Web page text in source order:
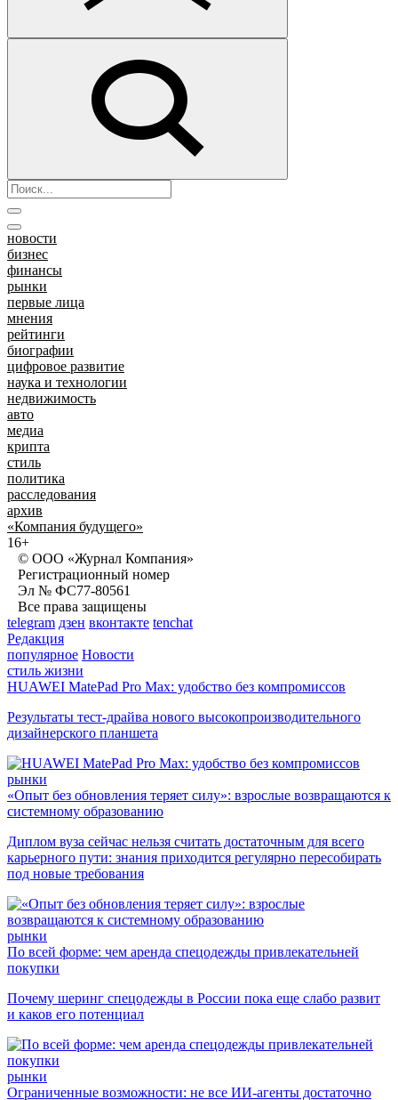
новости
бизнес
финансы
рынки
первые лица
мнения
рейтинги
биографии
цифровое развитие
наука и технологии
недвижимость
авто
медиа
крипта
стиль
политика
расследования
архив
«Компания будущего»
16+
© ООО «Журнал Компания»
Регистрационный номер
Эл № ФС77-80561
Все права защищены
telegram дзен вконтакте tenchat
Редакция
популярное Новости
стиль жизни
HUAWEI MatePad Pro Max: удобство без компромиссов
Результаты тест-драйва нового высокопроизводительного
дизайнерского планшета
рынки
«Опыт без обновления теряет силу»: взрослые возвращаются к
системному образованию
Диплом вуза сейчас нельзя считать достаточным для всего
карьерного пути: знания приходится регулярно пересобирать
под новые требования
рынки
По всей форме: чем аренда спецодежды привлекательней
покупки
Почему шеринг спецодежды в России пока еще слабо развит
и каков его потенциал
рынки
Ограниченные возможности: не все ИИ-агенты достаточно